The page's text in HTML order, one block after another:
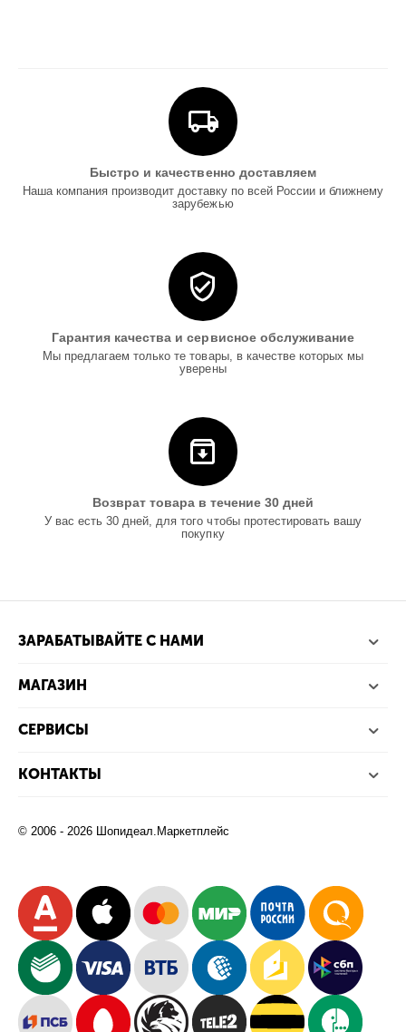
Быстро и качественно доставляем
Наша компания производит доставку по всей России и ближнему
зарубежью
Гарантия качества и сервисное обслуживание
Мы предлагаем только те товары, в качестве которых мы
уверены
Возврат товара в течение 30 дней
У вас есть 30 дней, для того чтобы протестировать вашу
покупку
ЗАРАБАТЫВАЙТЕ С НАМИ
МАГАЗИН
СЕРВИСЫ
КОНТАКТЫ
© 2006 - 2026 Шопидеал.Маркетплейс